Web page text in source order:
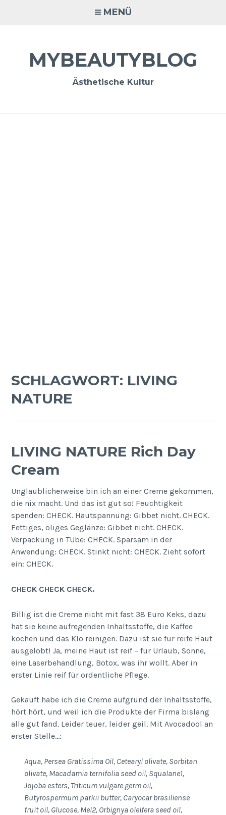
MENÜ
MYBEAUTYBLOG
Ästhetische Kultur
SCHLAGWORT: LIVING
NATURE
LIVING NATURE Rich Day
Cream
Unglaublicherweise bin ich an einer Creme gekommen,
die nix macht. Und das ist gut so! Feuchtigkeit
spenden: CHECK. Hautspannung: Gibbet nicht. CHECK.
Fettiges, öliges Geglänze: Gibbet nicht. CHECK.
Verpackung in TUbe: CHECK. Sparsam in der
Anwendung: CHECK. Stinkt nicht: CHECK. Zieht sofort
ein: CHECK.
CHECK CHECK CHECK.
Billig ist die Creme nicht mit fast 38 Euro Keks, dazu
hat sie keine aufregenden Inhaltsstoffe, die Kaffee
kochen und das Klo reinigen. Dazu ist sie für reife Haut
ausgelobt! Ja, meine Haut ist reif – für Urlaub, Sonne,
eine Laserbehandlung, Botox, was ihr wollt. Aber in
erster Linie reif für ordentliche Pflege.
Gekauft habe ich die Creme aufgrund der Inhaltsstoffe,
hört hört, und weil ich die Produkte der Firma bislang
alle gut fand. Leider teuer, leider geil. Mit Avocadoöl an
erster Stelle…:
Aqua, Persea Gratissima Oil, Cetearyl olivate, Sorbitan
olivate, Macadamia ternifolia seed oil, Squalane1,
Jojoba esters, Triticum vulgare germ oil,
Butyrospermum parkii butter, Caryocar brasiliense
fruit oil, Glucose, Mel2, Orbignya oleifera seed oil,